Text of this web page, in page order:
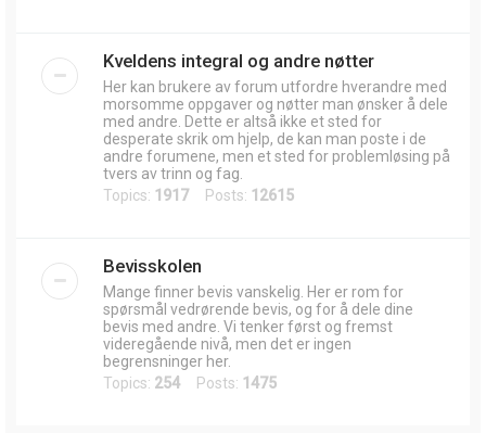
Kveldens integral og andre nøtter
Her kan brukere av forum utfordre hverandre med
morsomme oppgaver og nøtter man ønsker å dele
med andre. Dette er altså ikke et sted for
desperate skrik om hjelp, de kan man poste i de
andre forumene, men et sted for problemløsing på
tvers av trinn og fag.
Topics: 1917Posts: 12615
Bevisskolen
Mange finner bevis vanskelig. Her er rom for
spørsmål vedrørende bevis, og for å dele dine
bevis med andre. Vi tenker først og fremst
videregående nivå, men det er ingen
begrensninger her.
Topics: 254 Posts: 1475